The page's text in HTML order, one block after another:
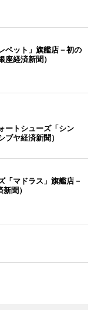
ペット」旗艦店－初の
経済新聞）
ートシューズ「シン
ヤ経済新聞）
「マドラス」旗艦店－
聞）